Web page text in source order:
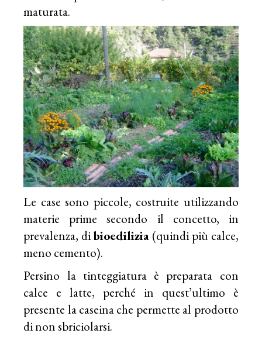
maturata.
Le case sono piccole, costruite utilizzando
materie prime secondo il concetto, in
prevalenza, dibioedilizia (quindi più calce,
meno cemento).
Persino la tinteggiatura è preparata con
calce e latte, perché in quest’ultimo è
presente la caseina che permette al prodotto
di non sbriciolarsi.